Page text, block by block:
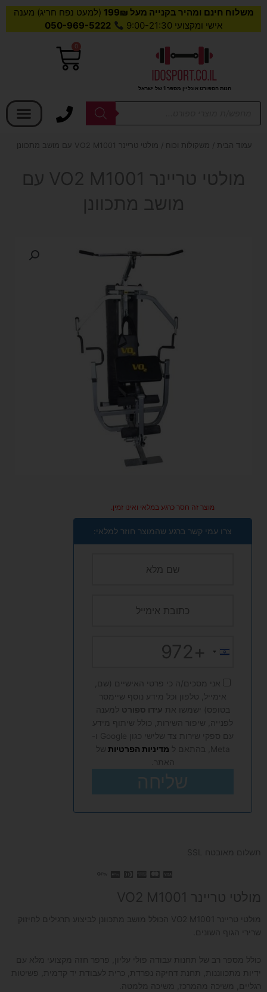
משלוח חינם ומהיר בקנייה מעל 199₪
(למעט נפח חריג) מענה
אישי ומקצועי 9:00-21:30
050-969-5222
חנות הספורט אונליין מספר 1 של ישראל
0
עגלת
Products
עמוד הבית / משקולות וכוח / מולטי טריינר VO2 M1001 עם מושב מתכוונן
מולטי טריינר VO2 M1001 עם
מושב מתכוונן
מוצר זה חסר כרגע במלאי ואינו זמין.
צרו עמי קשר ברגע שהמוצר חוזר למלאי:
Israel
+972
אני מסכים/ה כי פרטי האישיים (שם,
אימייל, טלפון וכל מידע נוסף שיימסר
בטופס) ישמשו את עידו ספורט למענה
לפנייה, שיפור השירות, כולל שיתוף מידע
Meta, בהתאם ל
מדיניות הפרטיות של
האתר.
שליחה
תשלום מאובטח SSL
מולטי טריינר VO2 M1001
מולטי טריינר VO2 M1001 הכולל מושב מתכוונן לביצוע תרגילים לחיזוק
שרירי הגוף השונים.
כולל מספר רב של תחנות עבודה פולי עליון, פרפר חזה מקצועי מלא עם
ידיות מתכווננות, תחנת דחיקה נפרדת, כרית לעבודת יד קדמית, פשיטות
רגליים, משיכה מהמרכז, משיכה מלמטה.